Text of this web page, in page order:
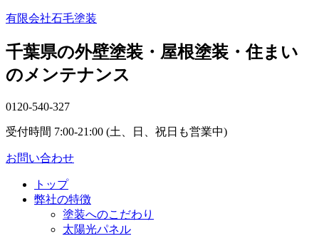
有限会社石毛塗装
千葉県の外壁塗装・屋根塗装・住まい
のメンテナンス
0120-540-327
受付時間 7:00-21:00 (土、日、祝日も営業中)
お問い合わせ
トップ
弊社の特徴
塗装へのこだわり
太陽光パネル